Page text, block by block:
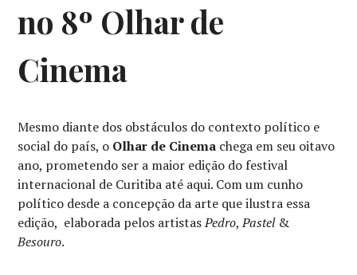
NOTÍCIAS
DE
no 8º Olhar de
Cinema
Mesmo diante dos obstáculos do contexto político e
social do país, o Olhar de Cinema chega em seu oitavo
ano, prometendo ser a maior edição do festival
internacional de Curitiba até aqui. Com um cunho
político desde a concepção da arte que ilustra essa
edição, elaborada pelos artistasPedro,Pastel&
Besouro.